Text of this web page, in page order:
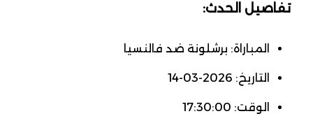
تفاصيل الحدث:
المباراة: برشلونة ضد فالنسيا
التاريخ: 2026-03-14
الوقت: 17:30:00